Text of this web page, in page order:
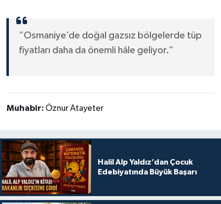
“Osmaniye’de doğal gazsız bölgelerde tüp
fiyatları daha da önemli hâle geliyor.”
Muhabir: Öznur Atayeter
Halil Alp Yaldız’dan Çocuk
Edebiyatında Büyük Başarı